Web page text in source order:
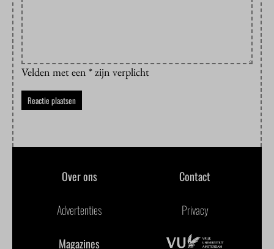
Velden met een * zijn verplicht
Over ons Contact
Advertenties Privacy
Magazines